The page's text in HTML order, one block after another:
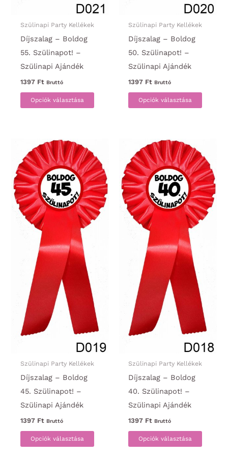
Szülinapi Party Kellékek
Díjszalag – Boldog
55. Szülinapot! –
Szülinapi Ajándék
1397 Ft Bruttó
Opciók választása
Ennek
a
van.
A
változatok
a
termékoldalon
Szülinapi Party Kellékek
Díjszalag – Boldog
50. Szülinapot! –
Szülinapi Ajándék
1397 Ft Bruttó
Opciók választása
Ennek
a
van.
A
a
Szülinapi Party Kellékek
Díjszalag – Boldog
45. Szülinapot! –
Szülinapi Ajándék
1397 Ft Bruttó
Opciók választása
Ennek
a
Szülinapi Party Kellékek
Díjszalag – Boldog
40. Szülinapot! –
Szülinapi Ajándék
1397 Ft Bruttó
Opciók választása
Ennek
a